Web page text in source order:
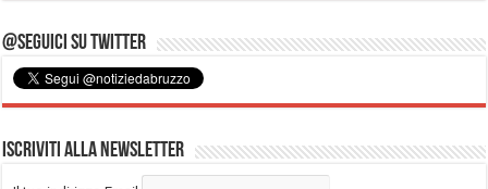
@Seguici su Twitter
Iscriviti alla Newsletter